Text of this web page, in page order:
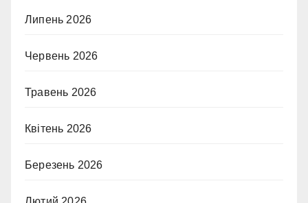
Липень 2026
Червень 2026
Травень 2026
Квітень 2026
Березень 2026